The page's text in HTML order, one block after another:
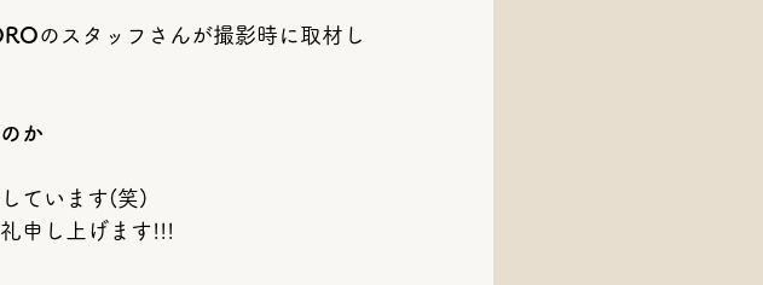
のスタッフさんが撮影時に取材し
か
ています(笑)
申し上げます!!!